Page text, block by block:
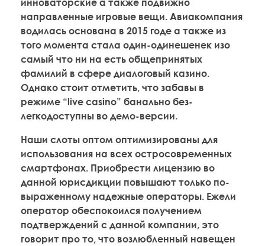
направленные игровые вещи. Авиакомпания
водилась основана в 2015 годе а также из
того момента стала один-одинешенек изо
самый что ни на есть общепринятых
фамилий в сфере диалоговый казино.
Однако стоит отметить, что забавы в
режиме “live casino” банально без-
легкодоступны во демо-версии.
Наши слоты оптом оптимизированы для
использования на всех остросовременных
смартфонах. Приобрести лицензию во
данной юрисдикции повышают только по-
выраженному надежные операторы. Ежели
оператор обеспокоился получением
подтверждений с данной компании, это
говорит про то, что возлюбленный навещен